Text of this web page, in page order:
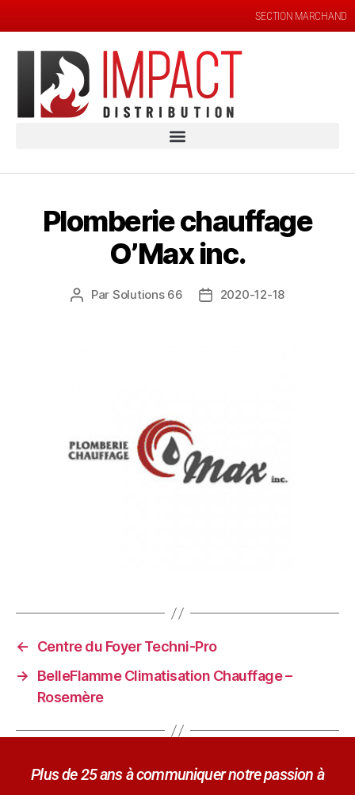
SECTION MARCHAND
Plomberie chauffage
O’Max inc.
Par Solutions 66 2020-12-18
←
Centre du Foyer Techni-Pro
→
BelleFlamme Climatisation Chauffage –
Rosemère
Plus de 25 ans à communiquer notre passion à